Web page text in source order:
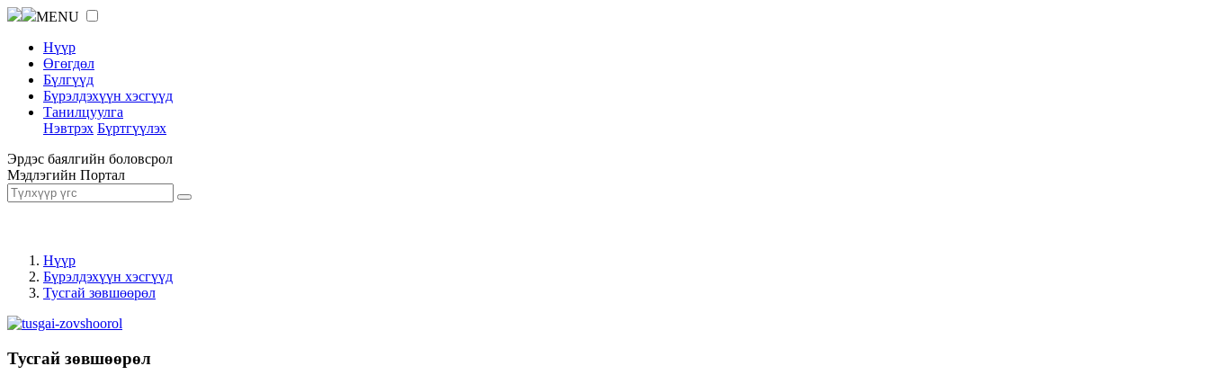
MENU
Нүүр
Өгөгдөл
Бүлгүүд
Бүрэлдэхүүн хэсгүүд
Танилцуулга
Нэвтрэх Бүртгүүлэх
Эрдэс баялгийн боловсрол
Мэдлэгийн Портал
Нүүр
Бүрэлдэхүүн хэсгүүд
Тусгай зөвшөөрөл
Тусгай зөвшөөрөл